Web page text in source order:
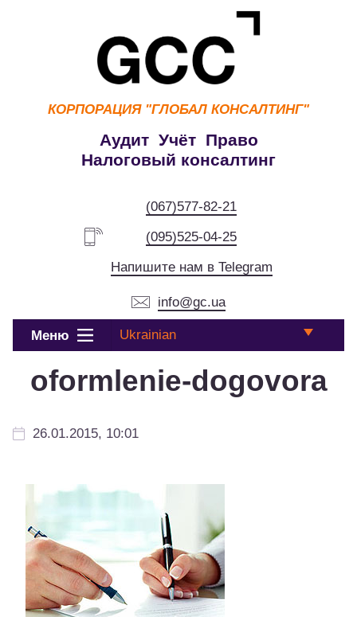
КОРПОРАЦИЯ "ГЛОБАЛ КОНСАЛТИНГ"
Аудит Учёт Право
Налоговый консалтинг
(067)577-82-21
(095)525-04-25
Напишите нам в Telegram
info@gc.ua
Меню Ukrainian
oformlenie-dogovora
26.01.2015, 10:01